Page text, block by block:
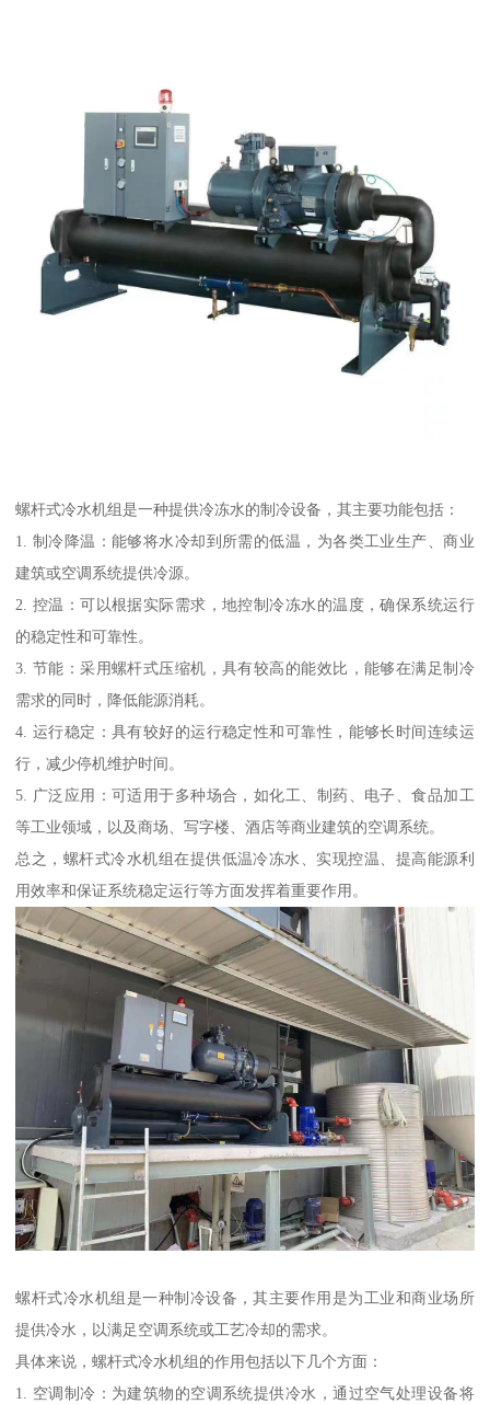
螺杆式冷水机组是一种提供冷冻水的制冷设备，其主要功能包括：
1. 制冷降温：能够将水冷却到所需的低温，为各类工业生产、商业
建筑或空调系统提供冷源。
2. 控温：可以根据实际需求，地控制冷冻水的温度，确保系统运行
的稳定性和可靠性。
3. 节能：采用螺杆式压缩机，具有较高的能效比，能够在满足制冷
需求的同时，降低能源消耗。
4. 运行稳定：具有较好的运行稳定性和可靠性，能够长时间连续运
行，减少停机维护时间。
5. 广泛应用：可适用于多种场合，如化工、制药、电子、食品加工
等工业领域，以及商场、写字楼、酒店等商业建筑的空调系统。
总之，螺杆式冷水机组在提供低温冷冻水、实现控温、提高能源利
用效率和保证系统稳定运行等方面发挥着重要作用。
螺杆式冷水机组是一种制冷设备，其主要作用是为工业和商业场所
提供冷水，以满足空调系统或工艺冷却的需求。
具体来说，螺杆式冷水机组的作用包括以下几个方面：
1. 空调制冷：为建筑物的空调系统提供冷水，通过空气处理设备将